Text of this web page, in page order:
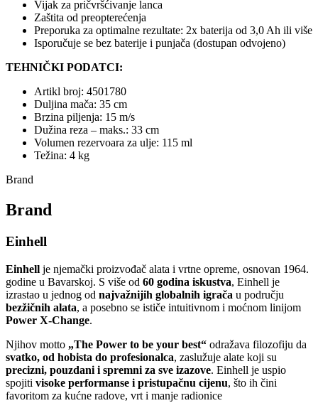
Vijak za pričvršćivanje lanca
Zaštita od preopterećenja
Preporuka za optimalne rezultate: 2x baterija od 3,0 Ah ili više
Isporučuje se bez baterije i punjača (dostupan odvojeno)
TEHNIČKI PODATCI:
Artikl broj: 4501780
Duljina mača: 35 cm
Brzina piljenja: 15 m/s
Dužina reza – maks.: 33 cm
Volumen rezervoara za ulje: 115 ml
Težina: 4 kg
Brand
Brand
Einhell
Einhell je njemački proizvođač alata i vrtne opreme, osnovan 1964.
godine u Bavarskoj. S više od 60 godina iskustva, Einhell je
izrastao u jednog od najvažnijih globalnih igrača u području
bezžičnih alata, a posebno se ističe intuitivnom i moćnom linijom
Power X‑Change.
Njihov motto „The Power to be your best“ odražava filozofiju da
svatko, od hobista do profesionalca, zaslužuje alate koji su
precizni, pouzdani i spremni za sve izazove. Einhell je uspio
spojiti visoke performanse i pristupačnu cijenu, što ih čini
favoritom za kućne radove, vrt i manje radionice